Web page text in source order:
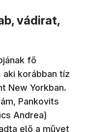
vádirat,
fő
korábban tíz
New Yorkban.
Pankovits
Andrea)
elő a művet